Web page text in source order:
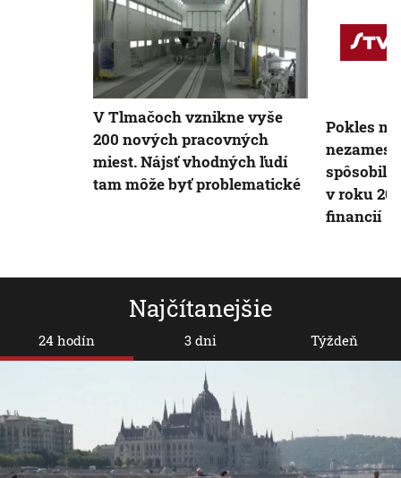
Najčítanejšie
24 hodín 3 dni Týždeň
V Tlmačoch vznikne vyše
200 nových pracovných
miest. Nájsť vhodných ľudí
tam môže byť problematické
Pokles
spôsobil
v roku
financií